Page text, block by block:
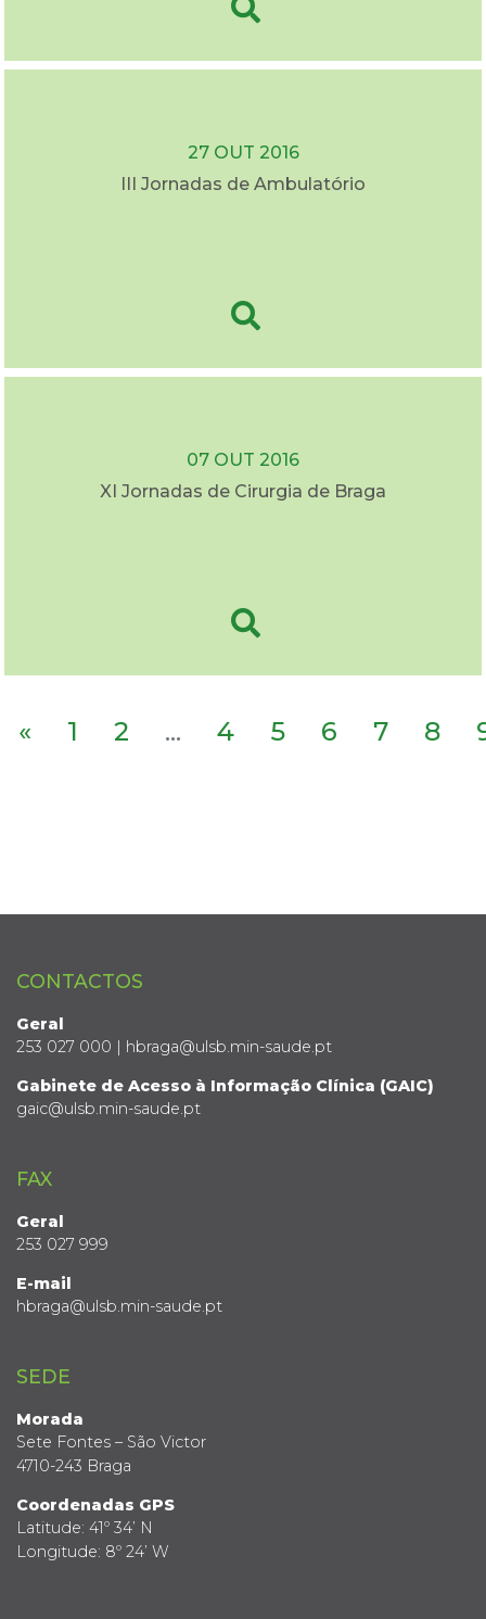
27 OUT 2016
III Jornadas de Ambulatório
07 OUT 2016
XI Jornadas de Cirurgia de Braga
« 1 2 ... 4 5 6 7 8
CONTACTOS
Geral
253 027 000 | hbraga@ulsb.min-saude.pt
Gabinete de Acesso à Informação Clínica (GAIC)
gaic@ulsb.min-saude.pt
FAX
Geral
253 027 999
E-mail
hbraga@ulsb.min-saude.pt
SEDE
Morada
Sete Fontes – São Victor
4710-243 Braga
Coordenadas GPS
Latitude: 41º 34’ N
Longitude: 8º 24’ W